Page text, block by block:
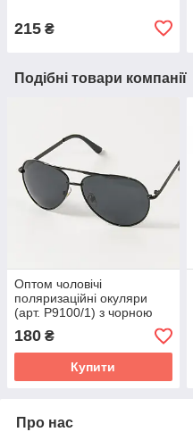
215 ₴
Подібні товари компанії
Оптом чоловічі
поляризаційні окуляри
(арт. P9100/1) з чорною
оправою
180 ₴
Купити
Про нас